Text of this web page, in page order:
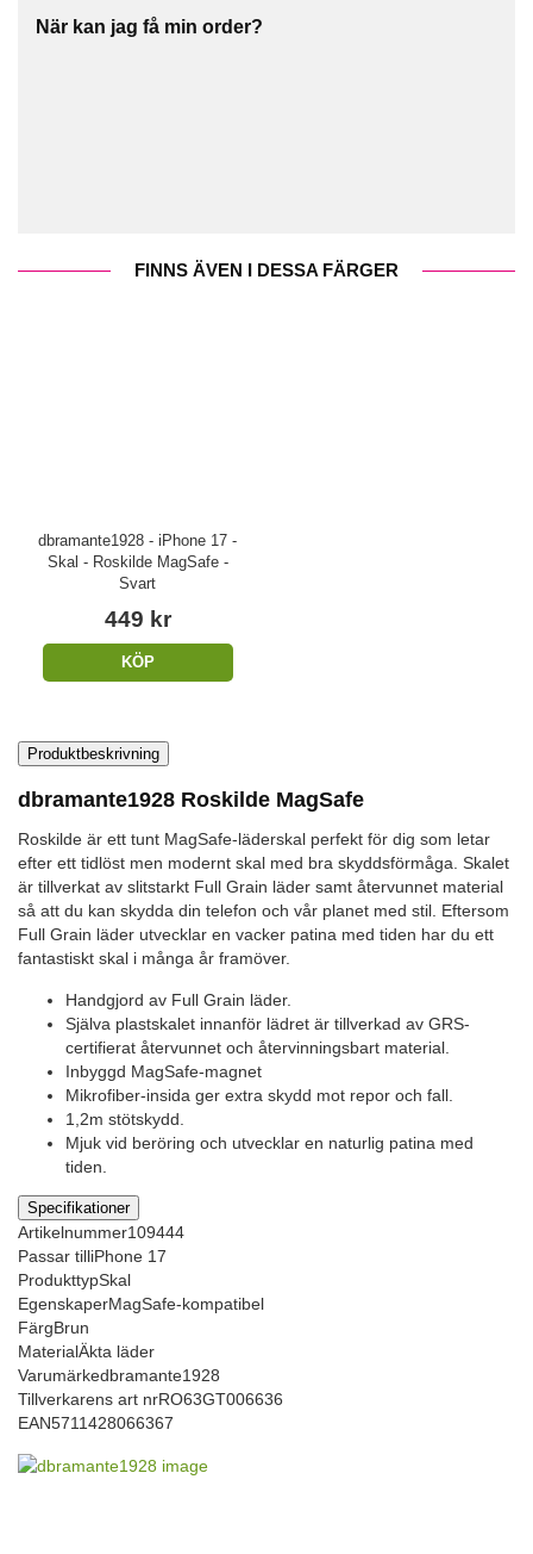
När kan jag få min order?
FINNS ÄVEN I DESSA FÄRGER
dbramante1928 - iPhone 17 -
Skal - Roskilde MagSafe -
Svart
449 kr
KÖP
Produktbeskrivning
dbramante1928 Roskilde MagSafe
Roskilde är ett tunt MagSafe-läderskal perfekt för dig som letar
efter ett tidlöst men modernt skal med bra skyddsförmåga. Skalet
är tillverkat av slitstarkt Full Grain läder samt återvunnet material
så att du kan skydda din telefon och vår planet med stil. Eftersom
Full Grain läder utvecklar en vacker patina med tiden har du ett
fantastiskt skal i många år framöver.
Handgjord av Full Grain läder.
Själva plastskalet innanför lädret är tillverkad av GRS-
certifierat återvunnet och återvinningsbart material.
Inbyggd MagSafe-magnet
Mikrofiber-insida ger extra skydd mot repor och fall.
1,2m stötskydd.
Mjuk vid beröring och utvecklar en naturlig patina med
tiden.
Specifikationer
Artikelnummer109444
Passar tilliPhone 17
ProdukttypSkal
EgenskaperMagSafe-kompatibel
FärgBrun
MaterialÄkta läder
Varumärkedbramante1928
Tillverkarens art nrRO63GT006636
EAN5711428066367